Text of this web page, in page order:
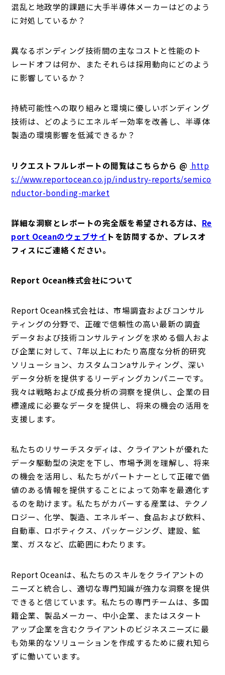
混乱と地政学的課題に大手半導体メーカーはどのよう
に対処しているか？
異なるボンディング技術間の主なコストと性能のト
レードオフは何か、またそれらは採用動向にどのよう
に影響しているか？
持続可能性への取り組みと環境に優しいボンディング
技術は、どのようにエネルギー効率を改善し、半導体
製造の環境影響を低減できるか？
リクエストフルレポートの閲覧はこちらから @ http
s://www.reportocean.co.jp/industry-reports/semico
nductor-bonding-market
詳細な洞察とレポートの完全版を希望される方は、 Re
port Oceanのウェブサイ トを訪問するか、プレスオ
フィスにご連絡ください。
Report Ocean株式会社について
Report Ocean株式会社は、市場調査およびコンサル
ティングの分野で、正確で信頼性の高い最新の調査
データおよび技術コンサルティングを求める個人およ
び企業に対して、7年以上にわたり高度な分析的研究
ソリューション、カスタムコンaサルティング、深い
データ分析を提供するリーディングカンパニーです。
我々は戦略および成長分析の洞察を提供し、企業の目
標達成に必要なデータを提供し、将来の機会の活用を
支援します。
私たちのリサーチスタディは、クライアントが優れた
データ駆動型の決定を下し、市場予測を理解し、将来
の機会を活用し、私たちがパートナーとして正確で価
値のある情報を提供することによって効率を最適化す
るのを助けます。私たちがカバーする産業は、テクノ
ロジー、化学、製造、エネルギー、食品および飲料、
自動車、ロボティクス、パッケージング、建設、鉱
業、ガスなど、広範囲にわたります。
Report Oceanは、私たちのスキルをクライアントの
ニーズと統合し、適切な専門知識が強力な洞察を提供
できると信じています。私たちの専門チームは、多国
籍企業、製品メーカー、中小企業、またはスタート
アップ企業を含むクライアントのビジネスニーズに最
も効果的なソリューションを作成するために疲れ知ら
ずに働いています。